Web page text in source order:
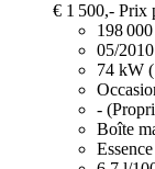
€ 1 500,- Prix
198
05/2010
74 kW
-
Boîte
Essence